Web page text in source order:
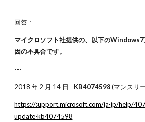
回答：
マイクロソフト社提供の、以下の
因の不具合です。
---
2018 年 2 月 14 日 - KB4074598(マンスリ
https://support.microsoft.com/ja-jp/help/
update-kb4074598